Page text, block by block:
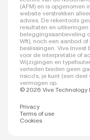
(AFM) en is opgenomen
website verstrekken
advies. De rekentools
resultaten en
beleggingsaanbeveling
Wft), noch een aanbod
beslissingen. Vive Invest
voor de interpretatie of
Wijzigingen en
verleden bieden geen
risico's, je kunt (een deel
vermogen op.
© 2026 Vive Technology
Privacy
Terms of use
Cookies